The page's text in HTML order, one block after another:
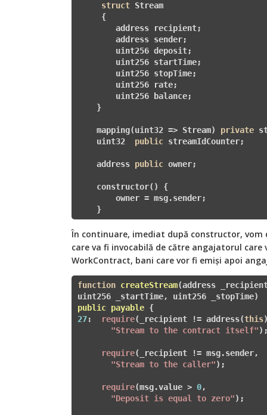
struct Stream
     {
        address recipient;
        address sender;
        uint256 deposit;
        uint256 startTime;
        uint256 stopTime;
        uint256 rate;
        uint256 balance;
    }
    mapping(uint32 => Stream)
private
    uint32
public streamIdCounter;
    address
public owner;
    constructor() {
        owner = msg.sender;
    }
În continuare, imediat după constructor,
care va fi invocabilă de către angajatorul care
WorkContract, bani care vor fi emiși apoi
function createStream(address
uint256 _startTime, uint256 _stopTime)
public payable
27: require(_recipient != address(this
"Stream to the contract itself"
require(_recipient != msg.sender,
"Stream to the caller");
require(msg.value > 0,
"Deposit is equal to zero");